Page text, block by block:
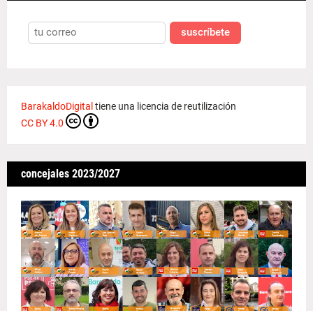
suscríbete
BarakaldoDigitaltiene una licencia de reutilización
CC BY 4.0
concejales 2023/2027